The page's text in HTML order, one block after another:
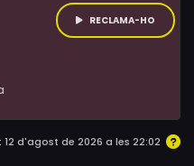
RECLAMA-HO
d'agost de 2026 a les 22:02